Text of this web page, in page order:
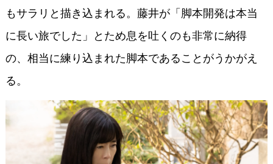
もサラリと描き込まれる。藤井が「脚本開発は本当
に長い旅でした」とため息を吐くのも非常に納得
の、相当に練り込まれた脚本であることがうかがえ
る。